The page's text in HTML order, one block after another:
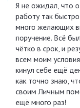
Я не ожидал, что
работу так
много желающих
поручение. Всё
чётко в срок, и
всем моим
кинул себе ещё
как точно знаю,
своим Личным
ещё много раз!